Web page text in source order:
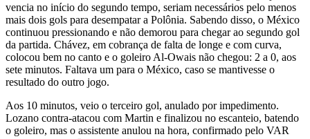
vencia no início do segundo tempo, seriam necessários pelo menos
mais dois gols para desempatar a Polônia. Sabendo disso, o México
continuou pressionando e não demorou para chegar ao segundo gol
da partida. Chávez, em cobrança de falta de longe e com curva,
colocou bem no canto e o goleiro Al-Owais não chegou: 2 a 0, aos
sete minutos. Faltava um para o México, caso se mantivesse o
resultado do outro jogo.
Aos 10 minutos, veio o terceiro gol, anulado por impedimento.
Lozano contra-atacou com Martin e finalizou no escanteio, batendo
o goleiro, mas o assistente anulou na hora, confirmado pelo VAR